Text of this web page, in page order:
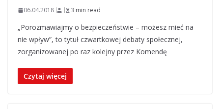
06.04.2018 3 min read
„Porozmawiajmy o bezpieczeństwie – możesz mieć na
nie wpływ”, to tytuł czwartkowej debaty społecznej,
zorganizowanej po raz kolejny przez Komendę
Czytaj więcej